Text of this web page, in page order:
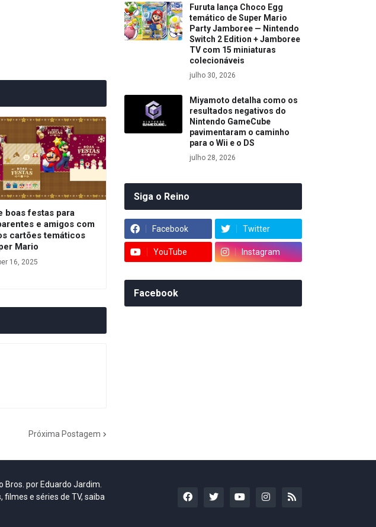
boas festas para
e amigos com
cartões temáticos
Mario
16, 2025
Próxima Postagem
Furuta lança Choco Egg
temático de Super Mario
Party Jamboree — Nintendo
Switch 2 Edition + Jamboree
TV com 15 miniaturas
colecionáveis
julho 30, 2026
Miyamoto detalha como os
resultados negativos do
Nintendo GameCube
pavimentaram o caminho
para o Wii e o DS
julho 28, 2026
Siga o Reino
Facebook Twitter
YouTube Instagram
Facebook
Bros. por Eduardo Jardim.
filmes e séries de TV, saiba